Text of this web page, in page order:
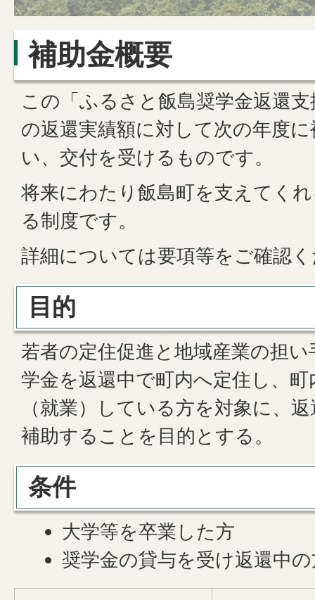
補助金概要
この「ふるさと飯島奨学金返還
の返還実績額に対して次の年度
い、交付を受けるものです。
将来にわたり飯島町を支えてく
る制度です。
詳細については要項等をご確認
目的
若者の定住促進と地域産業の担
学金を返還中で町内へ定住し、
（就業）している方を対象に、
補助することを目的とする。
条件
大学等を卒業した方
奨学金の貸与を受け返還中